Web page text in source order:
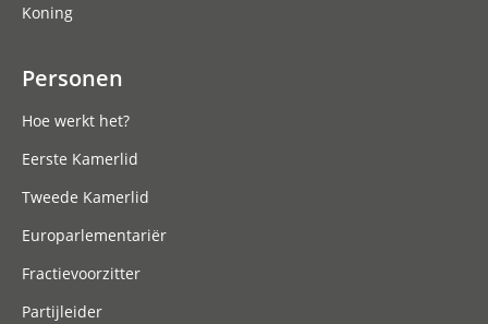
Koning
Personen
Hoe werkt het?
Eerste Kamerlid
Tweede Kamerlid
Europarlementariër
Fractievoorzitter
Partijleider